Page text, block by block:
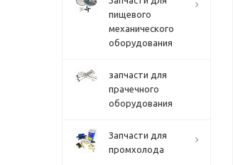
пищевого
механического
оборудования
запчасти для
прачечного
оборудования
Запчасти для
промхолода